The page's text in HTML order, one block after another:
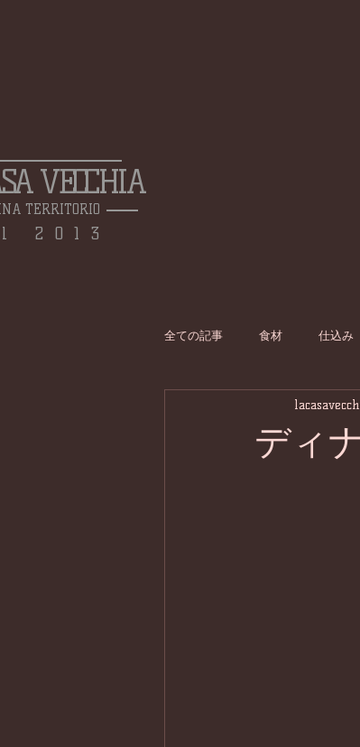
全ての記事 食材 仕込み
ディ
VECCHIA
TERRITORIO
2013